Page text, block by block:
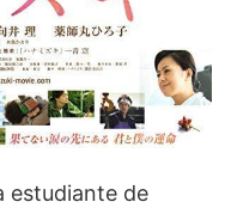
estudiante de